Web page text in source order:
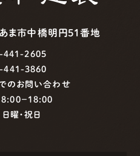
ま市中橋明円51番地
441-2605
441-3860
のお問い合わせ
曜・祝日